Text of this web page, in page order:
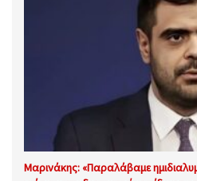
Μαρινάκης: «Παραλάβαμε